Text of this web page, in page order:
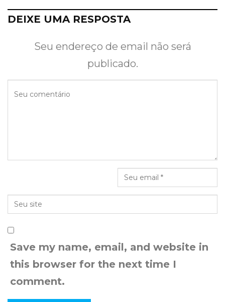
DEIXE UMA RESPOSTA
Seu endereço de email não será
publicado.
Save my name, email, and website in
this browser for the next time I
comment.